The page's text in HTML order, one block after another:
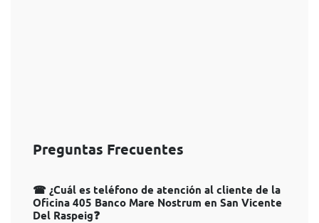
Preguntas Frecuentes
☎ ¿Cuál es teléfono de atención al cliente de la
Oficina 405 Banco Mare Nostrum en San Vicente
Del Raspeig❓